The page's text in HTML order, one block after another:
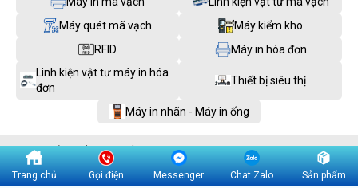
Trang chủ Gọi điện Messenger Chat Zalo Sản phẩm
Máy quét mã vạch
Máy kiểm kho
RFID
Máy in hóa đơn
Linh kiện vật tư máy in hóa
đơn
Thiết bị siêu thị
Máy in nhãn - Máy in ống
© 2018 - Bản quyền thuộc về
HACODE JSC
Số giấy chứng nhận ĐKDN: 0108136655. Đăng ký: 18/01/2018. Cơ quan
cấp: Sở KHĐT TP.Hà Nội.